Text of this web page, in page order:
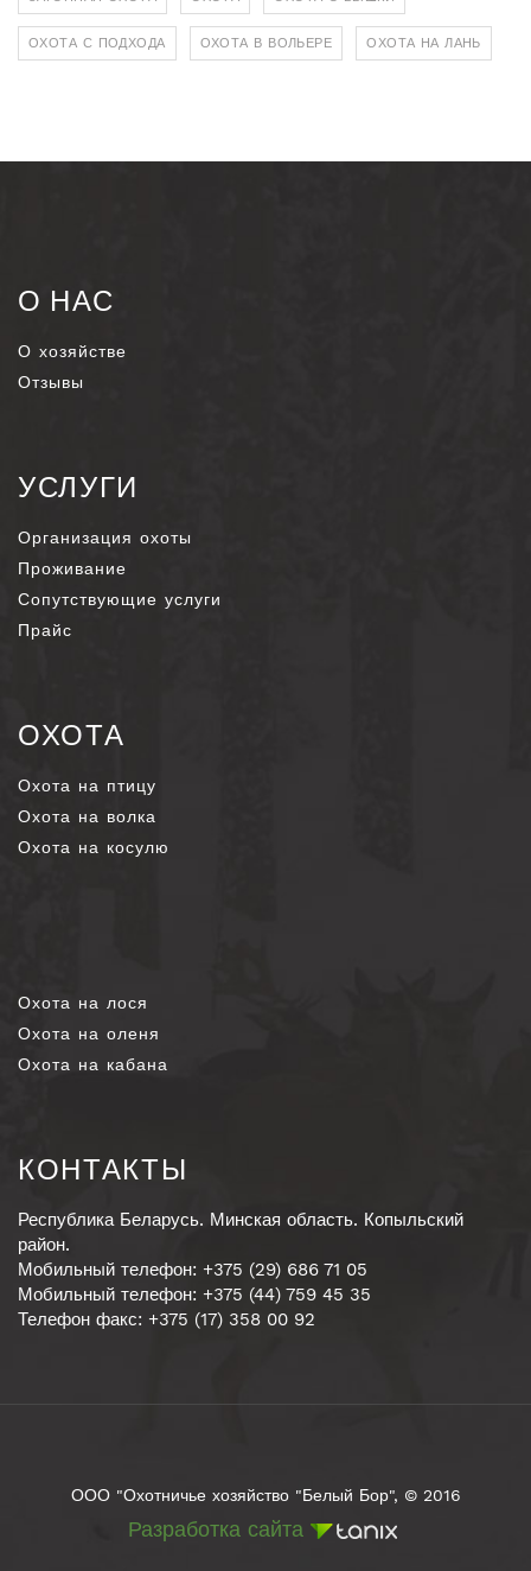
ОХОТА С ПОДХОДА ОХОТА В ВОЛЬЕРЕ ОХОТА НА ЛАНЬ
О НАС
О хозяйстве
Отзывы
УСЛУГИ
Организация охоты
Проживание
Сопутствующие услуги
Прайс
ОХОТА
Охота на птицу
Охота на волка
Охота на косулю
Охота на лося
Охота на оленя
Охота на кабана
КОНТАКТЫ
Республика Беларусь. Минская область. Копыльский
район.
Мобильный телефон: +375 (29) 686 71 05
Мобильный телефон: +375 (44) 759 45 35
Телефон факс: +375 (17) 358 00 92
ООО "Охотничье хозяйство "Белый Бор", © 2016
Разработка сайта